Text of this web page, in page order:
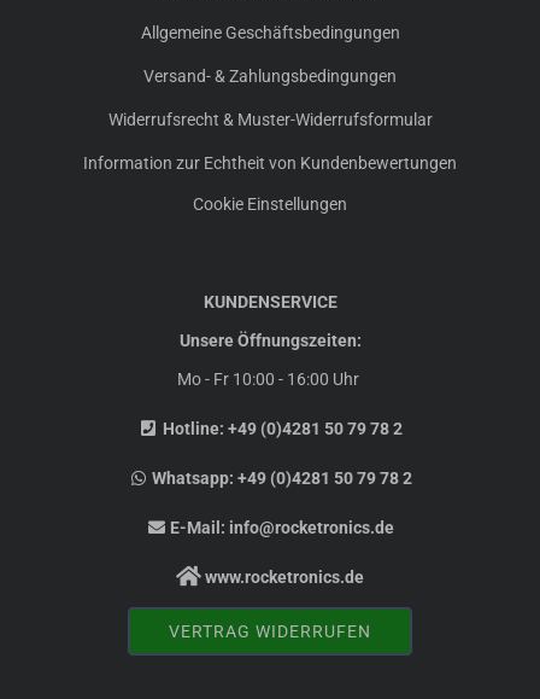
Allgemeine Geschäftsbedingungen
Versand- & Zahlungsbedingungen
Widerrufsrecht & Muster-Widerrufsformular
Information zur Echtheit von Kundenbewertungen
Cookie Einstellungen
KUNDENSERVICE
Unsere Öffnungszeiten:
Mo - Fr 10:00 - 16:00 Uhr
Hotline: +49 (0)4281 50 79 78 2
Whatsapp:+49 (0)4281 50 79 78 2
E-Mail: info@rocketronics.de
www.rocketronics.de
VERTRAG WIDERRUFEN